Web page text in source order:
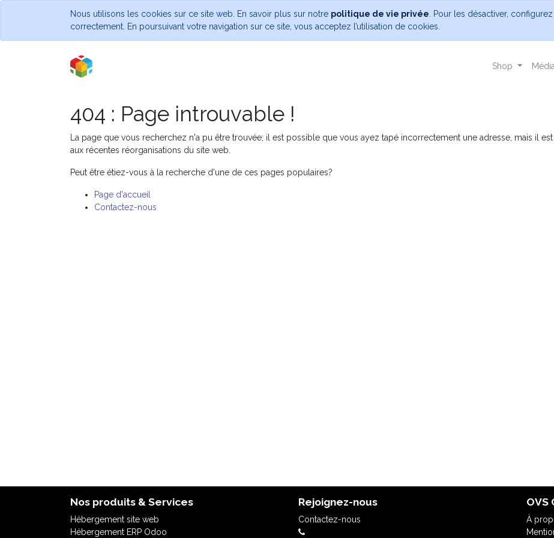
Nous utilisons les cookies sur ce site web. En savoir plus sur notre politique de vie privée . Pour les désactiver,
correctement. En poursuivant votre navigation sur ce site, vous acceptez l’utilisation de cookies.
Shop
404 : Page introuvable !
La page que vous recherchez n'a pu être trouvée; il est possible que vous ayez tapé incorrectement une adresse, mais il
aux récentes réorganisations du site web.
Peut être étiez-vous à la recherche d'une de ces pages populaires?
Page d'accueil
Contactez-nous
Nos produits & Services
Hébergement site web
Hébergement ERP Odoo
Rejoignez-nous
Contactez-nous
OVS
À